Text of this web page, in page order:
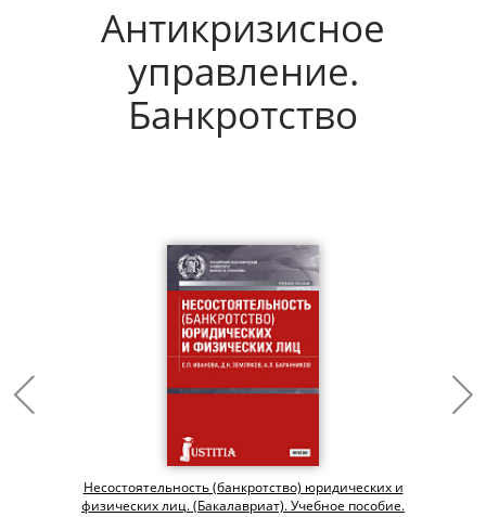
Антикризисное
управление.
Банкротство
Несостоятельность (банкротство) юридических и
физических лиц. (Бакалавриат). Учебное пособие.